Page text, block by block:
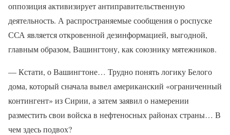
оппозиция активизирует антиправительственную
деятельность. А распространяемые сообщения о роспуске
ССА является откровенной дезинформацией, выгодной,
главным образом, Вашингтону, как союзнику мятежников.
— Кстати, о Вашингтоне… Трудно понять логику Белого
дома, который сначала вывел американский «ограниченный
контингент» из Сирии, а затем заявил о намерении
разместить свои войска в нефтеносных районах страны… В
чем здесь подвох?